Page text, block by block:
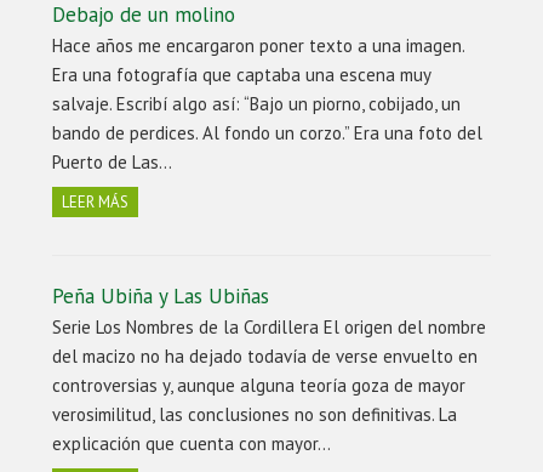
Debajo de un molino
Hace años me encargaron poner texto a una imagen.
Era una fotografía que captaba una escena muy
salvaje. Escribí algo así: “Bajo un piorno, cobijado, un
bando de perdices. Al fondo un corzo.” Era una foto del
Puerto de Las…
LEER MÁS
Peña Ubiña y Las Ubiñas
Serie Los Nombres de la Cordillera El origen del nombre
del macizo no ha dejado todavía de verse envuelto en
controversias y, aunque alguna teoría goza de mayor
verosimilitud, las conclusiones no son definitivas. La
explicación que cuenta con mayor…